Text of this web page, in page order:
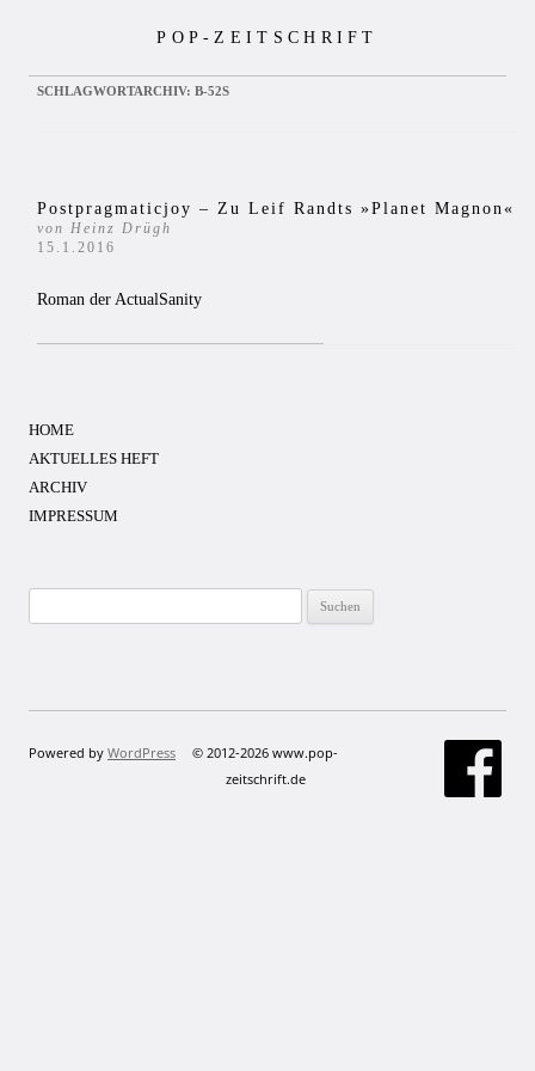
POP-ZEITSCHRIFT
SCHLAGWORTARCHIV: B-52S
Postpragmaticjoy – Zu Leif Randts »Planet Magnon«
von Heinz Drügh
15.1.2016
Roman der ActualSanity
HOME
AKTUELLES HEFT
ARCHIV
IMPRESSUM
nach:
Powered by WordPress
© 2012-2026 www.pop-
zeitschrift.de